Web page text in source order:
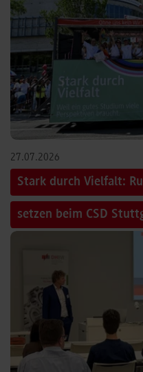
27.07.2026
Stark durch Vielfalt:
setzen beim CSD